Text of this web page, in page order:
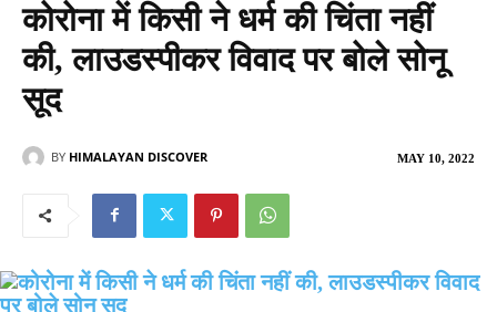
कोरोना में किसी ने धर्म की चिंता नहीं
की, लाउडस्पीकर विवाद पर बोले सोनू
सूद
MAY 10, 2022
BY HIMALAYAN DISCOVER